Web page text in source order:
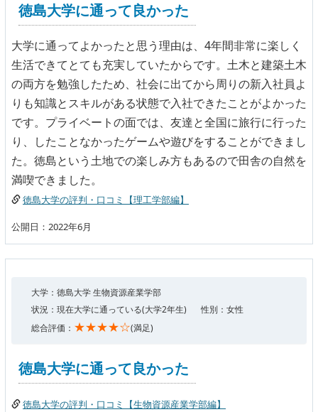
徳島大学に通って良かった
大学に通ってよかったと思う理由は、4年間非常に楽しく
生活できてとても充実していたからです。土木と建築土木
の両方を勉強したため、社会に出てから周りの新入社員よ
りも知識とスキルがある状態で入社できたことがよかった
です。プライベートの面では、友達と全国に旅行に行った
り、したことなかったゲームや遊びをすることができまし
た。徳島という土地での楽しみ方もあるので田舎の自然を
満喫できました。
徳島大学の評判・口コミ【理工学部編】
公開日：2022年6月
大学：徳島大学 生物資源産業学部
状況：現在大学に通っている(大学2年生)
性別：女性
総合評価： ★★★★☆(満足)
徳島大学に通って良かった
徳島大学の評判・口コミ【生物資源産業学部編】